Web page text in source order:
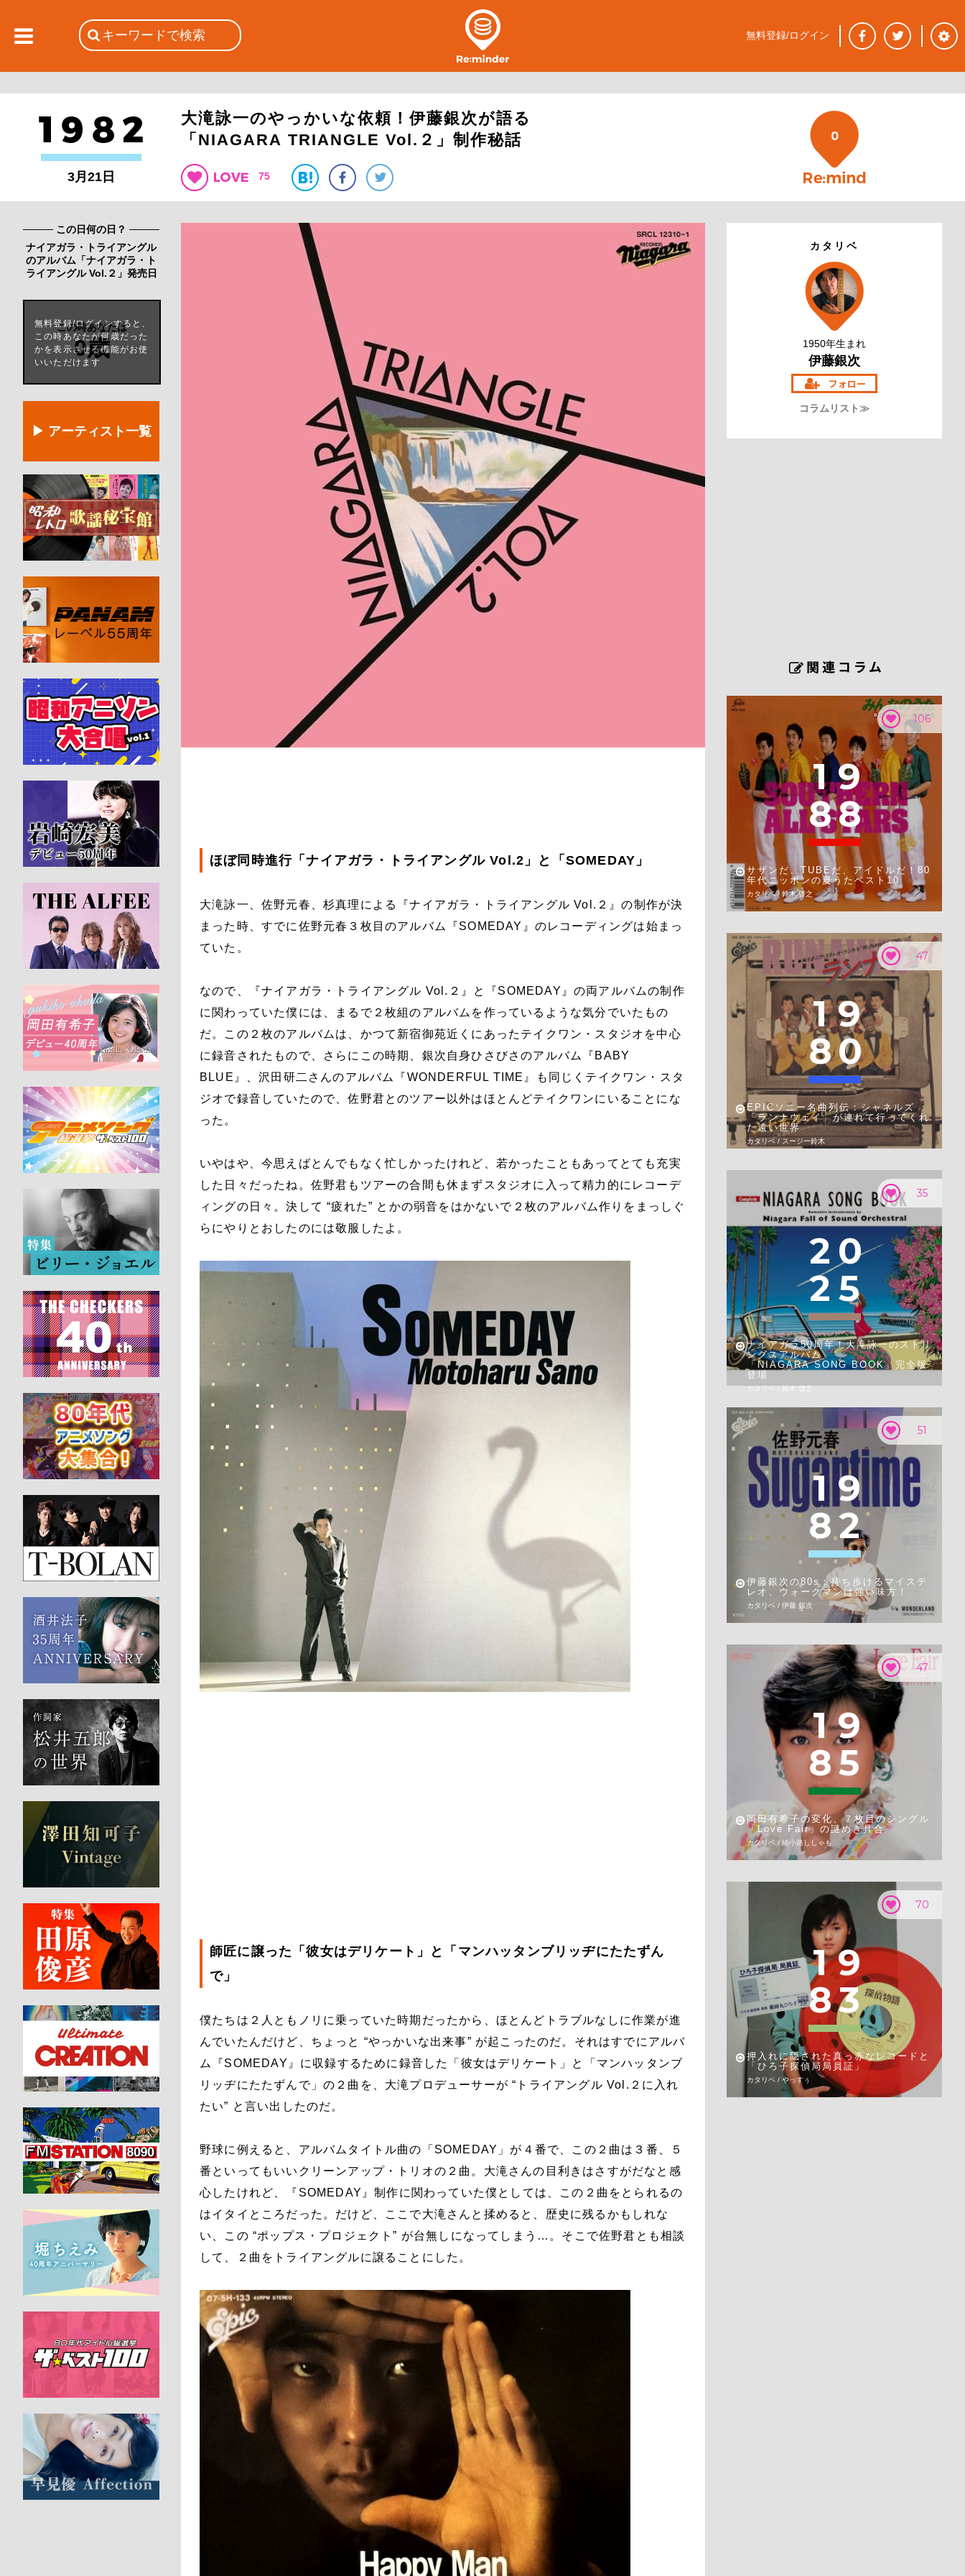
3月21日
大滝詠一のやっかいな依頼！伊藤銀次が語る
「NIAGARA TRIANGLE Vol.２」制作秘話
75
0
この日何の日？
ナイアガラ・トライアングル
のアルバム「ナイアガラ・ト
ライアングル Vol.２」発売日
この時あなたは
0歳
無料登録/ログインすると、
この時あなたが何歳だった
かを表示させる機能がお使
いいただけます
▶ アーティスト一覧
ほぼ同時進行「ナイアガラ・トライアングル Vol.2」と「SOMEDAY」
大滝詠一、佐野元春、杉真理による『ナイアガラ・トライアングル Vol.２』の制作が決
まった時、すでに佐野元春３枚目のアルバム『SOMEDAY』のレコーディングは始まっ
ていた。
なので、『ナイアガラ・トライアングル Vol.２』と『SOMEDAY』の両アルバムの制作
に関わっていた僕には、まるで２枚組のアルバムを作っているような気分でいたもの
だ。この２枚のアルバムは、かつて新宿御苑近くにあったテイクワン・スタジオを中心
に録音されたもので、さらにこの時期、銀次自身ひさびさのアルバム『BABY
BLUE』、沢田研二さんのアルバム『WONDERFUL TIME』も同じくテイクワン・スタ
ジオで録音していたので、佐野君とのツアー以外はほとんどテイクワンにいることにな
った。
いやはや、今思えばとんでもなく忙しかったけれど、若かったこともあってとても充実
した日々だったね。佐野君もツアーの合間も休まずスタジオに入って精力的にレコーデ
ィングの日々。決して “疲れた” とかの弱音をはかないで２枚のアルバム作りをまっしぐ
らにやりとおしたのには敬服したよ。
師匠に譲った「彼女はデリケート」と「マンハッタンブリッヂにたたずん
で」
僕たちは２人ともノリに乗っていた時期だったから、ほとんどトラブルなしに作業が進
んでいたんだけど、ちょっと “やっかいな出来事” が起こったのだ。それはすでにアルバ
ム『SOMEDAY』に収録するために録音した「彼女はデリケート」と「マンハッタンブ
リッヂにたたずんで」の２曲を、大滝プロデューサーが “トライアングル Vol.２に入れ
たい” と言い出したのだ。
野球に例えると、アルバムタイトル曲の「SOMEDAY」が４番で、この２曲は３番、５
番といってもいいクリーンアップ・トリオの２曲。大滝さんの目利きはさすがだなと感
心したけれど、『SOMEDAY』制作に関わっていた僕としては、この２曲をとられるの
はイタイところだった。だけど、ここで大滝さんと揉めると、歴史に残るかもしれな
い、この “ポップス・プロジェクト” が台無しになってしまう…。そこで佐野君とも相談
して、２曲をトライアングルに譲ることにした。
カタリベ
1950年生まれ
伊藤銀次
コラムリスト≫
106
1 9
88
サザンだ、TUBEだ、アイドルだ！80
年代ニッポンの夏うたベスト10
カタリベ / 鈴木 啓之
47
1 9
80
EPICソニー名曲列伝：シャネルズ
「ランナウェイ」が連れて行ってくれ
た遠い世界
カタリベ / スージー鈴木
35
20
25
ナイアガラ50周年！大滝詠一のストリ
ングスアルバム
「NIAGARA SONG BOOK」完全版
登場
カタリベ / 鈴木 啓之
51
1 9
82
伊藤銀次の80s：持ち歩けるマイステ
レオ、ウォークマンは強い味方！
カタリベ / 伊藤 銀次
47
1 9
85
岡田有希子の変化、７枚目のシングル
「Love Fair」の謎めき具合
カタリベ / 綾小路ししゃも
70
1 9
83
押入れに隠された真っ赤なレコードと
「ひろ子探偵局局員証」
カタリベ / やっすぅ
無料登録/ログイン